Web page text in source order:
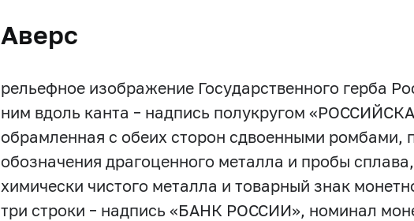
Аверс
рельефное изображение Государственного герба
ним вдоль канта – надпись полукругом
обрамленная с обеих сторон сдвоенными ромбами,
обозначения драгоценного металла и пробы
химически чистого металла и товарный знак
три строки – надпись «БАНК РОССИИ», номинал